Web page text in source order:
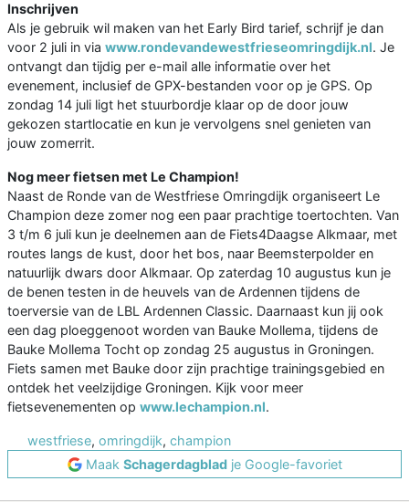
Inschrijven
Als je gebruik wil maken van het Early Bird tarief, schrijf je dan
voor 2 juli in via www.rondevandewestfrieseomringdijk.nl. Je
ontvangt dan tijdig per e-mail alle informatie over het
evenement, inclusief de GPX-bestanden voor op je GPS. Op
zondag 14 juli ligt het stuurbordje klaar op de door jouw
gekozen startlocatie en kun je vervolgens snel genieten van
jouw zomerrit.
Nog meer fietsen met Le Champion!
Naast de Ronde van de Westfriese Omringdijk organiseert Le
Champion deze zomer nog een paar prachtige toertochten. Van
3 t/m 6 juli kun je deelnemen aan de Fiets4Daagse Alkmaar, met
routes langs de kust, door het bos, naar Beemsterpolder en
natuurlijk dwars door Alkmaar. Op zaterdag 10 augustus kun je
de benen testen in de heuvels van de Ardennen tijdens de
toerversie van de LBL Ardennen Classic. Daarnaast kun jij ook
een dag ploeggenoot worden van Bauke Mollema, tijdens de
Bauke Mollema Tocht op zondag 25 augustus in Groningen.
Fiets samen met Bauke door zijn prachtige trainingsgebied en
ontdek het veelzijdige Groningen. Kijk voor meer
fietsevenementen op www.lechampion.nl.
westfriese, omringdijk, champion
Maak Schagerdagbladje Google-favoriet